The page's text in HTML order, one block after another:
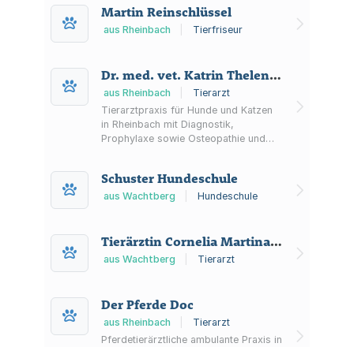
Martin Reinschlüssel
aus Rheinbach Tierfriseur
Dr. med. vet. Katrin Thelen Tierarztpraxis
aus Rheinbach
Tierarzt
Tierarztpraxis für Hunde und Katzen
in Rheinbach mit Diagnostik,
Prophylaxe sowie Osteopathie und
Schuster Hundeschule
aus Wachtberg Hundeschule
Tierärztin Cornelia Martina Bauer
aus Wachtberg Tierarzt
Der Pferde Doc
aus Rheinbach
Tierarzt
Pferdetierärztliche ambulante Praxis in